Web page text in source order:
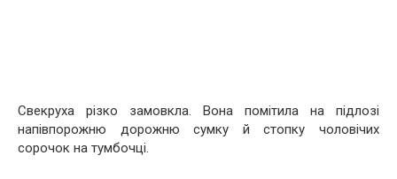
Свекруха різко замовкла. Вона помітила на підлозі
напівпорожню дорожню сумку й стопку чоловічих
сорочок на тумбочці.